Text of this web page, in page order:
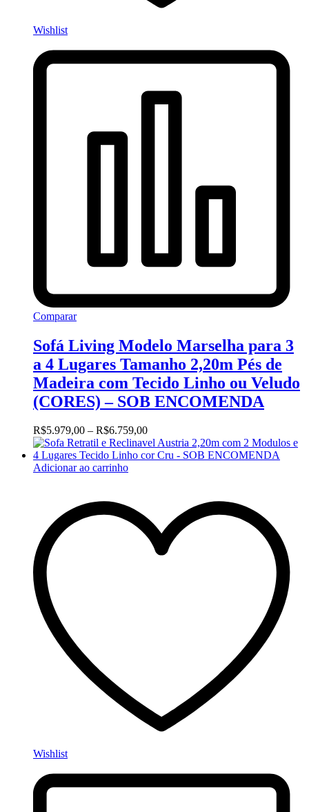
Wishlist
Comparar
Sofá Living Modelo Marselha para 3
a 4 Lugares Tamanho 2,20m Pés de
Madeira com Tecido Linho ou Veludo
(CORES) – SOB ENCOMENDA
R$5.979,00 – R$6.759,00Faixa
de
preço:
Adicionar ao carrinho
Wishlist